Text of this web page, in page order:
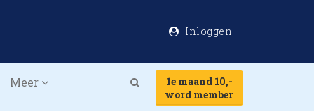
Inloggen
Meer
1e maand 10,-
word member